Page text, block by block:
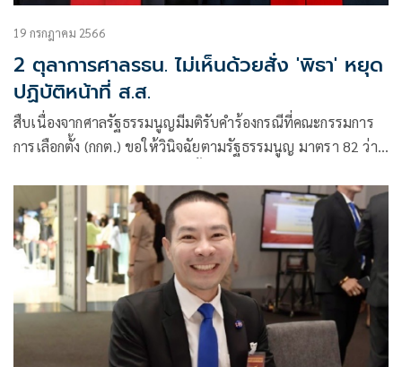
19 กรกฎาคม 2566
2 ตุลาการศาลรธน. ไม่เห็นด้วยสั่ง 'พิธา' หยุด
ปฏิบัติหน้าที่ ส.ส.
สืบเนื่องจากศาลรัฐธรรมนูญมีมติรับคำร้องกรณีที่คณะกรรมการ
การเลือกตั้ง (กกต.) ขอให้วินิจฉัยตามรัฐธรรมนูญ มาตรา 82 ว่า
ฐานะหัวหน้าพรรคและแคนดิเดตนายก